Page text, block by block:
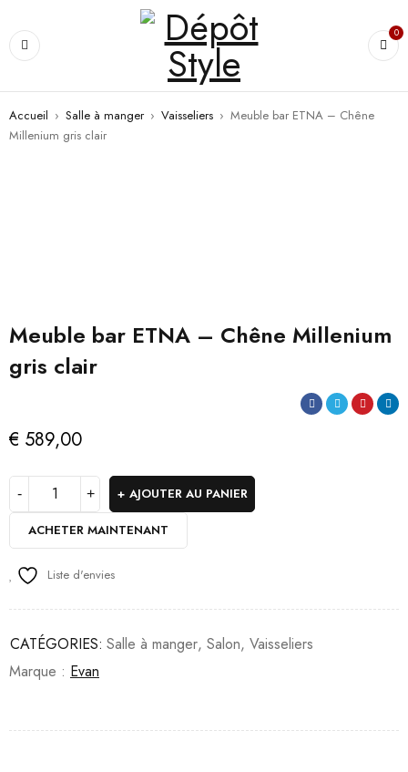
0
Accueil › Salle à manger › Vaisseliers › Meuble bar ETNA – Chêne
Millenium gris clair
Meuble bar ETNA – Chêne Millenium
gris clair
€ 589,00
AJOUTER AU PANIER
ACHETER MAINTENANT
Liste d'envies
CATÉGORIES: Salle à manger, Salon, Vaisseliers
Marque : Evan